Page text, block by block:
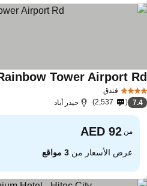
فندق
Rainbow Tower Airport
7.4
2,537 حيدر أباد
من
عرض الأسعار من3 مواقع